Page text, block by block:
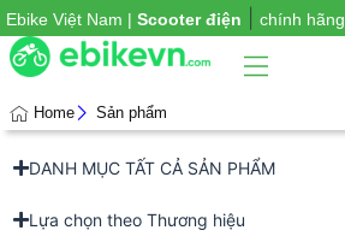
Ebike Việt Nam | Scooter điện chính hãng
Home Sản phẩm
DANH MỤC TẤT CẢ SẢN PHẨM
Lựa chọn theo Thương hiệu